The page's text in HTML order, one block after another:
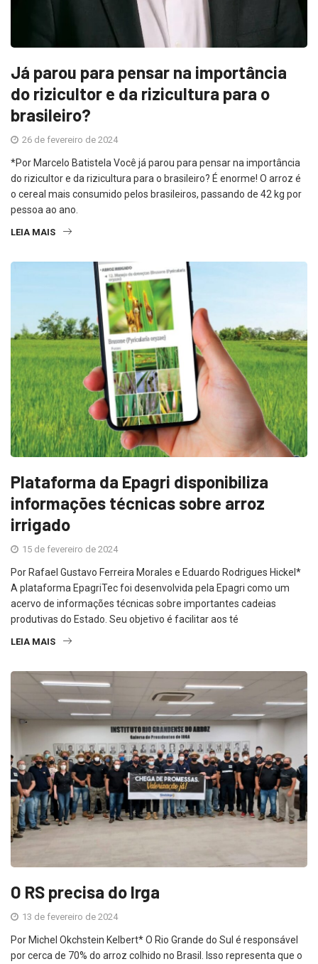
Já parou para pensar na importância
do rizicultor e da rizicultura para o
brasileiro?
26 de fevereiro de 2024
*Por Marcelo Batistela Você já parou para pensar na importância
do rizicultor e da rizicultura para o brasileiro? É enorme! O arroz é
o cereal mais consumido pelos brasileiros, passando de 42 kg por
pessoa ao ano.
LEIA MAIS
Plataforma da Epagri disponibiliza
informações técnicas sobre arroz
irrigado
15 de fevereiro de 2024
Por Rafael Gustavo Ferreira Morales e Eduardo Rodrigues Hickel*
A plataforma EpagriTec foi desenvolvida pela Epagri como um
acervo de informações técnicas sobre importantes cadeias
produtivas do Estado. Seu objetivo é facilitar aos té
LEIA MAIS
O RS precisa do Irga
13 de fevereiro de 2024
Por Michel Okchstein Kelbert* O Rio Grande do Sul é responsável
por cerca de 70% do arroz colhido no Brasil. Isso representa que o